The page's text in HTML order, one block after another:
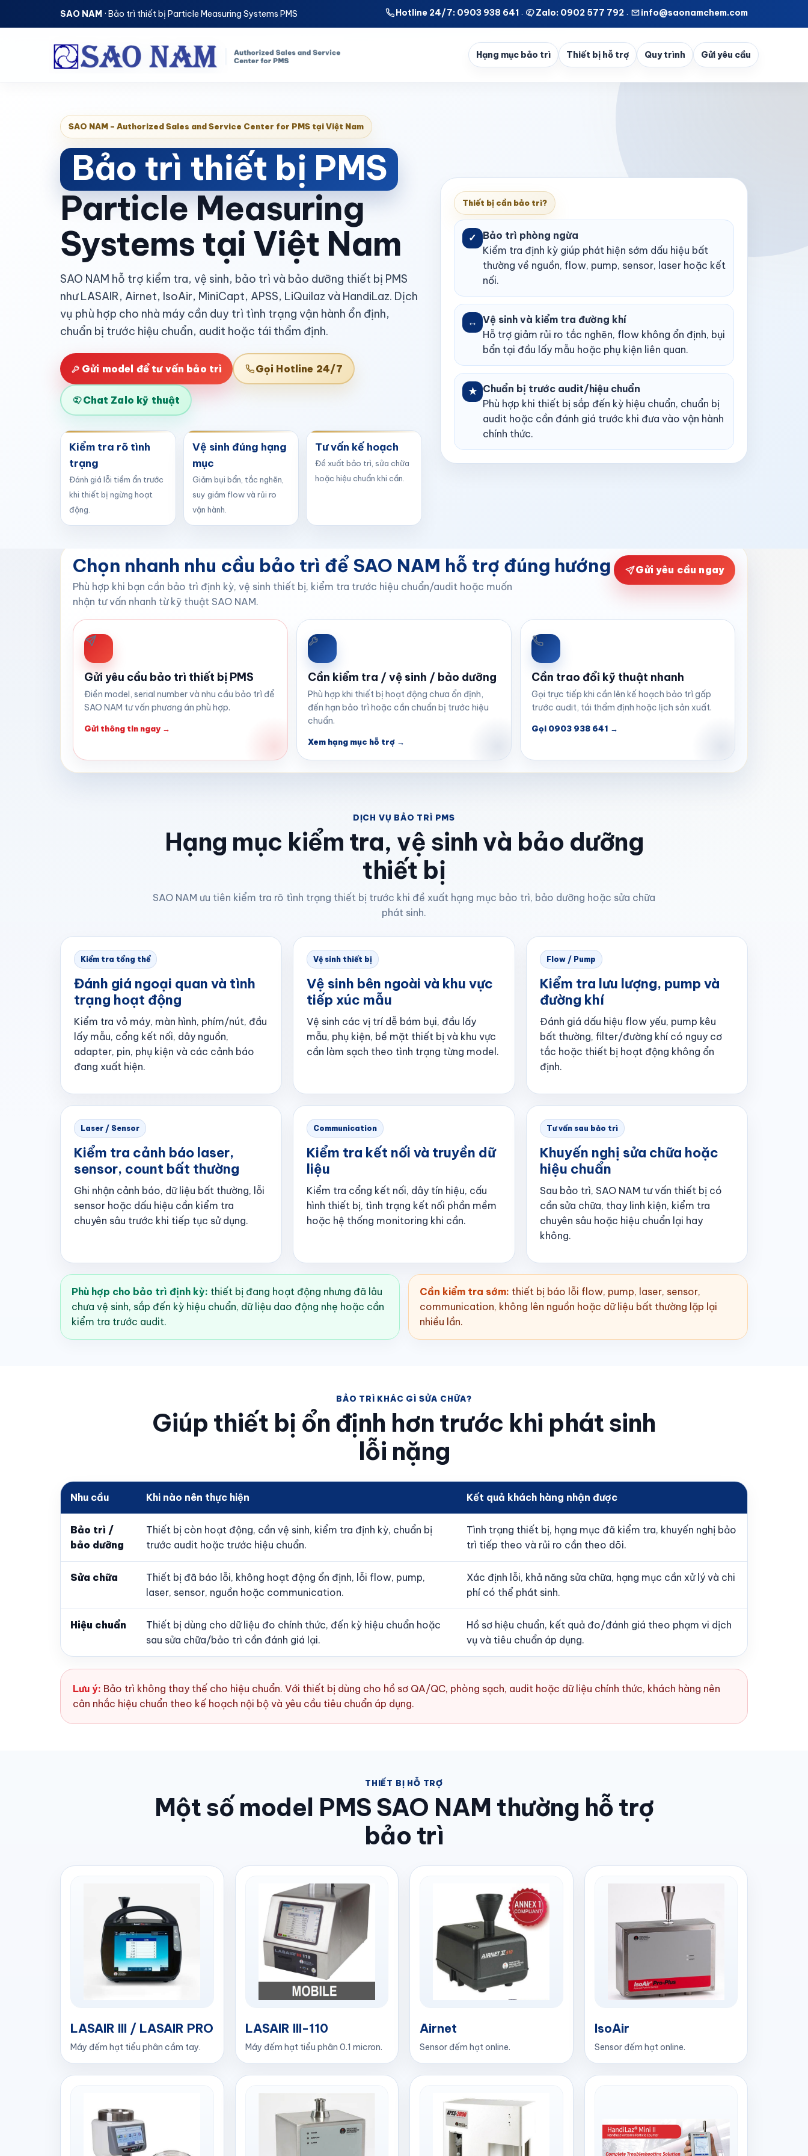
SAO NAM · Bảo trì thiết bị Particle Measuring Systems PMS Hotline 24/7: 0903 938 641 · Zalo: 0902 577 792 · info@saonamchem.com
Hạng mục bảo trì Thiết bị hỗ trợ Quy trình Gửi yêu cầu
SAO NAM – Authorized Sales and Service Center for PMS tại Việt Nam
Bảo trì thiết bị PMS
Particle Measuring
Systems tại Việt Nam
SAO NAM hỗ trợ kiểm tra, vệ sinh, bảo trì và bảo dưỡng thiết bị PMS
như LASAIR, Airnet, IsoAir, MiniCapt, APSS, LiQuilaz và HandiLaz. Dịch
vụ phù hợp cho nhà máy cần duy trì tình trạng vận hành ổn định,
chuẩn bị trước hiệu chuẩn, audit hoặc tái thẩm định.
Gửi model để tư vấn bảo trì Gọi Hotline 24/7
Chat Zalo kỹ thuật
Kiểm tra rõ tình
trạng
Đánh giá lỗi tiềm ẩn trước
khi thiết bị ngừng hoạt
động.
Vệ sinh đúng hạng
mục
Giảm bụi bẩn, tắc nghẽn,
suy giảm flow và rủi ro
vận hành.
Tư vấn kế hoạch
Đề xuất bảo trì, sửa chữa
hoặc hiệu chuẩn khi cần.
Thiết bị cần bảo trì?
✓ Bảo trì phòng ngừa
Kiểm tra định kỳ giúp phát hiện sớm dấu hiệu bất
thường về nguồn, flow, pump, sensor, laser hoặc kết
nối.
↔ Vệ sinh và kiểm tra đường khí
Hỗ trợ giảm rủi ro tắc nghẽn, flow không ổn định, bụi
bẩn tại đầu lấy mẫu hoặc phụ kiện liên quan.
★ Chuẩn bị trước audit/hiệu chuẩn
Phù hợp khi thiết bị sắp đến kỳ hiệu chuẩn, chuẩn bị
audit hoặc cần đánh giá trước khi đưa vào vận hành
chính thức.
Chọn nhanh nhu cầu bảo trì để SAO NAM hỗ trợ đúng hướng
Phù hợp khi bạn cần bảo trì định kỳ, vệ sinh thiết bị, kiểm tra trước hiệu chuẩn/audit hoặc muốn
nhận tư vấn nhanh từ kỹ thuật SAO NAM.
Gửi yêu cầu ngay
Gửi yêu cầu bảo trì thiết bị PMS
Điền model, serial number và nhu cầu bảo trì để
SAO NAM tư vấn phương án phù hợp.
Gửi thông tin ngay →
Cần kiểm tra / vệ sinh / bảo dưỡng
Phù hợp khi thiết bị hoạt động chưa ổn định,
đến hạn bảo trì hoặc cần chuẩn bị trước hiệu
chuẩn.
Xem hạng mục hỗ trợ →
Cần trao đổi kỹ thuật nhanh
Gọi trực tiếp khi cần lên kế hoạch bảo trì gấp
trước audit, tái thẩm định hoặc lịch sản xuất.
Gọi 0903 938 641 →
DỊCH VỤ BẢO TRÌ PMS
Hạng mục kiểm tra, vệ sinh và bảo dưỡng
thiết bị
SAO NAM ưu tiên kiểm tra rõ tình trạng thiết bị trước khi đề xuất hạng mục bảo trì, bảo dưỡng hoặc sửa chữa
phát sinh.
Kiểm tra tổng thể
Đánh giá ngoại quan và tình
trạng hoạt động
Kiểm tra vỏ máy, màn hình, phím/nút, đầu
lấy mẫu, cổng kết nối, dây nguồn,
adapter, pin, phụ kiện và các cảnh báo
đang xuất hiện.
Vệ sinh thiết bị
Vệ sinh bên ngoài và khu vực
tiếp xúc mẫu
Vệ sinh các vị trí dễ bám bụi, đầu lấy
mẫu, phụ kiện, bề mặt thiết bị và khu vực
cần làm sạch theo tình trạng từng model.
Flow / Pump
Kiểm tra lưu lượng, pump và
đường khí
Đánh giá dấu hiệu flow yếu, pump kêu
bất thường, filter/đường khí có nguy cơ
tắc hoặc thiết bị hoạt động không ổn
định.
Laser / Sensor
Kiểm tra cảnh báo laser,
sensor, count bất thường
Ghi nhận cảnh báo, dữ liệu bất thường, lỗi
sensor hoặc dấu hiệu cần kiểm tra
chuyên sâu trước khi tiếp tục sử dụng.
Communication
Kiểm tra kết nối và truyền dữ
liệu
Kiểm tra cổng kết nối, dây tín hiệu, cấu
hình thiết bị, tình trạng kết nối phần mềm
hoặc hệ thống monitoring khi cần.
Tư vấn sau bảo trì
Khuyến nghị sửa chữa hoặc
hiệu chuẩn
Sau bảo trì, SAO NAM tư vấn thiết bị có
cần sửa chữa, thay linh kiện, kiểm tra
chuyên sâu hoặc hiệu chuẩn lại hay
không.
Phù hợp cho bảo trì định kỳ: thiết bị đang hoạt động nhưng đã lâu
chưa vệ sinh, sắp đến kỳ hiệu chuẩn, dữ liệu dao động nhẹ hoặc cần
kiểm tra trước audit.
Cần kiểm tra sớm: thiết bị báo lỗi flow, pump, laser, sensor,
communication, không lên nguồn hoặc dữ liệu bất thường lặp lại
nhiều lần.
BẢO TRÌ KHÁC GÌ SỬA CHỮA?
Giúp thiết bị ổn định hơn trước khi phát sinh
lỗi nặng
Nhu cầu Khi nào nên thực hiện Kết quả khách hàng nhận được
Bảo trì /
bảo dưỡng
Thiết bị còn hoạt động, cần vệ sinh, kiểm tra định kỳ, chuẩn bị
trước audit hoặc trước hiệu chuẩn.
Tình trạng thiết bị, hạng mục đã kiểm tra, khuyến nghị bảo
trì tiếp theo và rủi ro cần theo dõi.
Sửa chữa
Thiết bị đã báo lỗi, không hoạt động ổn định, lỗi flow, pump,
laser, sensor, nguồn hoặc communication.
Xác định lỗi, khả năng sửa chữa, hạng mục cần xử lý và chi
phí có thể phát sinh.
Hiệu chuẩn
Thiết bị dùng cho dữ liệu đo chính thức, đến kỳ hiệu chuẩn hoặc
sau sửa chữa/bảo trì cần đánh giá lại.
Hồ sơ hiệu chuẩn, kết quả đo/đánh giá theo phạm vi dịch
vụ và tiêu chuẩn áp dụng.
Lưu ý: Bảo trì không thay thế cho hiệu chuẩn. Với thiết bị dùng cho hồ sơ QA/QC, phòng sạch, audit hoặc dữ liệu chính thức, khách hàng nên
cân nhắc hiệu chuẩn theo kế hoạch nội bộ và yêu cầu tiêu chuẩn áp dụng.
THIẾT BỊ HỖ TRỢ
Một số model PMS SAO NAM thường hỗ trợ
bảo trì
LASAIR III / LASAIR PRO
Máy đếm hạt tiểu phân cầm tay.
LASAIR III-110
Máy đếm hạt tiểu phân 0.1 micron.
Airnet
Sensor đếm hạt online.
IsoAir
Sensor đếm hạt online.